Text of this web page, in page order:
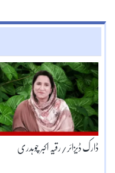
ڈارک ڈیزائر/رقیہ اکبر چوہدری